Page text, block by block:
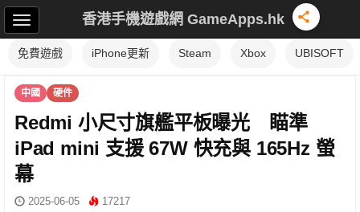
香港手機遊戲網 GameApps.hk
免費遊戲 iPhone更新 Steam Xbox UBISOFT
中國 硬件
Redmi 小尺寸旗艦平板曝光 瞄準
iPad mini 支援 67W 快充與 165Hz 螢
幕
2025-06-05 17217